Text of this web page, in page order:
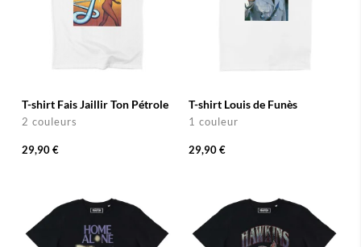
T-shirt Fais Jaillir Ton Pétrole
2 couleurs
29,90 €
T-shirt Louis de Funès
1 couleur
29,90 €